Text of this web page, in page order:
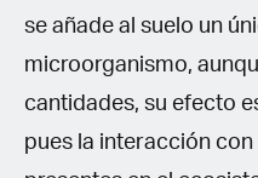
se añade al suelo un
microorganismo,
cantidades, su efecto
pues la interacción